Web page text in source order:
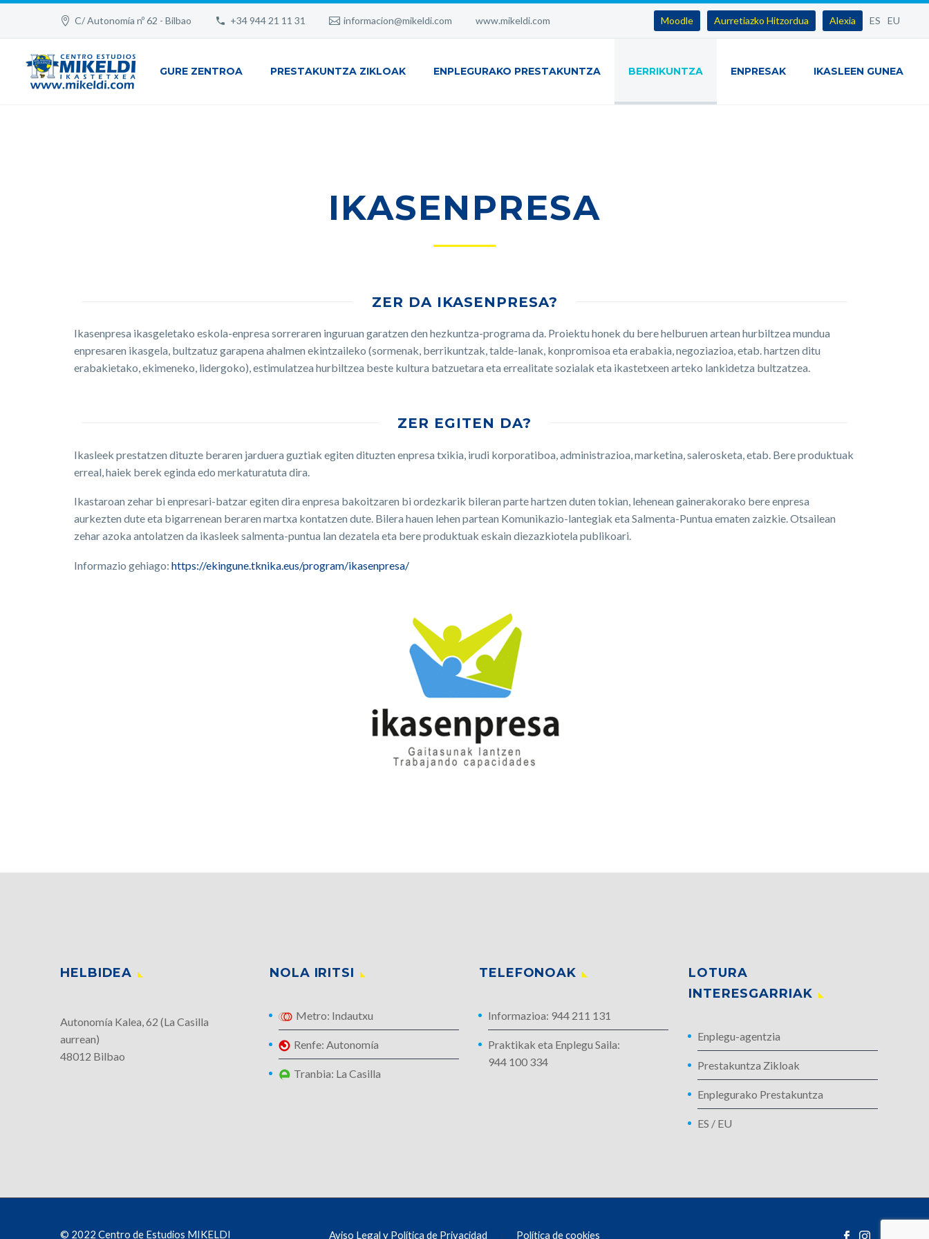
C/ Autonomía nº 62 - Bilbao +34 944 21 11 31 informacion@mikeldi.com www.mikeldi.com Moodle Aurretiazko Hitzordua Alexia ES EU
GURE ZENTROA PRESTAKUNTZA ZIKLOAK ENPLEGURAKO PRESTAKUNTZA BERRIKUNTZA ENPRESAK IKASLEEN GUNEA
IKASENPRESA
ZER DA IKASENPRESA?
Ikasenpresa ikasgeletako eskola-enpresa sorreraren inguruan garatzen den hezkuntza-programa da. Proiektu honek du bere helburuen artean hurbiltzea mundua
enpresaren ikasgela, bultzatuz garapena ahalmen ekintzaileko (sormenak, berrikuntzak, talde-lanak, konpromisoa eta erabakia, negoziazioa, etab. hartzen ditu
erabakietako, ekimeneko, lidergoko), estimulatzea hurbiltzea beste kultura batzuetara eta errealitate sozialak eta ikastetxeen arteko lankidetza bultzatzea.
ZER EGITEN DA?
Ikasleek prestatzen dituzte beraren jarduera guztiak egiten dituzten enpresa txikia, irudi korporatiboa, administrazioa, marketina, salerosketa, etab. Bere produktuak
erreal, haiek berek eginda edo merkaturatuta dira.
Ikastaroan zehar bi enpresari-batzar egiten dira enpresa bakoitzaren bi ordezkarik bileran parte hartzen duten tokian, lehenean gainerakorako bere enpresa
aurkezten dute eta bigarrenean beraren martxa kontatzen dute. Bilera hauen lehen partean Komunikazio-lantegiak eta Salmenta-Puntua ematen zaizkie. Otsailean
zehar azoka antolatzen da ikasleek salmenta-puntua lan dezatela eta bere produktuak eskain diezazkiotela publikoari.
Informazio gehiago: https://ekingune.tknika.eus/program/ikasenpresa/
HELBIDEA
Autonomía Kalea, 62 (La Casilla
aurrean)
48012 Bilbao
NOLA IRITSI
Metro: Indautxu
Renfe: Autonomía
Tranbia: La Casilla
TELEFONOAK
Informazioa: 944 211 131
Praktikak eta Enplegu Saila:
944 100 334
LOTURA
INTERESGARRIAK
Enplegu-agentzia
Prestakuntza Zikloak
Enplegurako Prestakuntza
ES / EU
Aviso Legal y Política de Privacidad Política de cookies
© 2022 Centro de Estudios MIKELDI